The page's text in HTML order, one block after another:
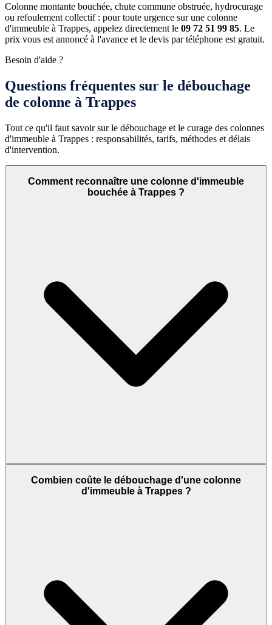
Colonne montante bouchée, chute commune obstruée, hydrocurage
ou refoulement collectif : pour toute urgence sur une colonne
d'immeuble à Trappes, appelez directement le 09 72 51 99 85. Le
prix vous est annoncé à l'avance et le devis par téléphone est gratuit.
Besoin d'aide ?
Questions fréquentes sur le débouchage
de colonne à Trappes
Tout ce qu'il faut savoir sur le débouchage et le curage des colonnes
d'immeuble à Trappes : responsabilités, tarifs, méthodes et délais
d'intervention.
Comment reconnaître une colonne d'immeuble
bouchée à Trappes ?
Combien coûte le débouchage d'une colonne
d'immeuble à Trappes ?